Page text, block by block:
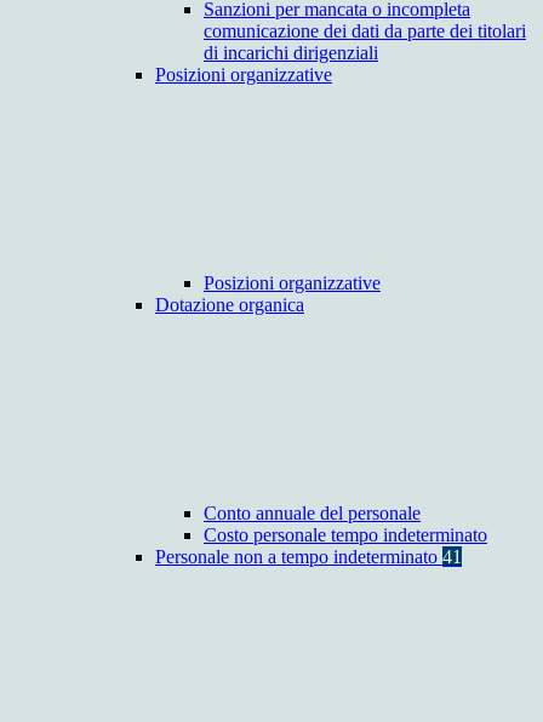
Sanzioni per mancata o incompleta
comunicazione dei dati da parte dei titolari
di incarichi dirigenziali
Posizioni organizzative
Posizioni organizzative
Dotazione organica
Conto annuale del personale
Costo personale tempo indeterminato
Personale non a tempo indeterminato 41